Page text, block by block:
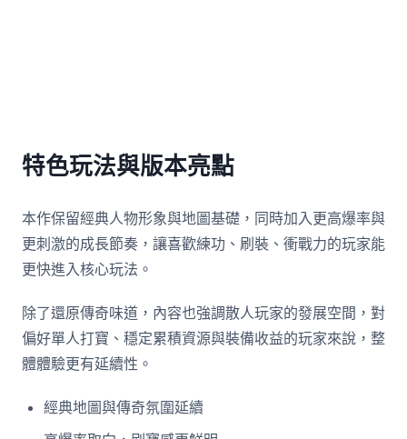
特色玩法與版本亮點
本作保留經典人物形象與地圖基礎，同時加入更高爆率與
更刺激的成長節奏，讓喜歡練功、刷裝、衝戰力的玩家能
更快進入核心玩法。
除了還原傳奇味道，內容也強調散人玩家的發展空間，對
偏好單人打寶、穩定累積資源與裝備收益的玩家來說，整
體體驗更有延續性。
經典地圖與傳奇氛圍延續